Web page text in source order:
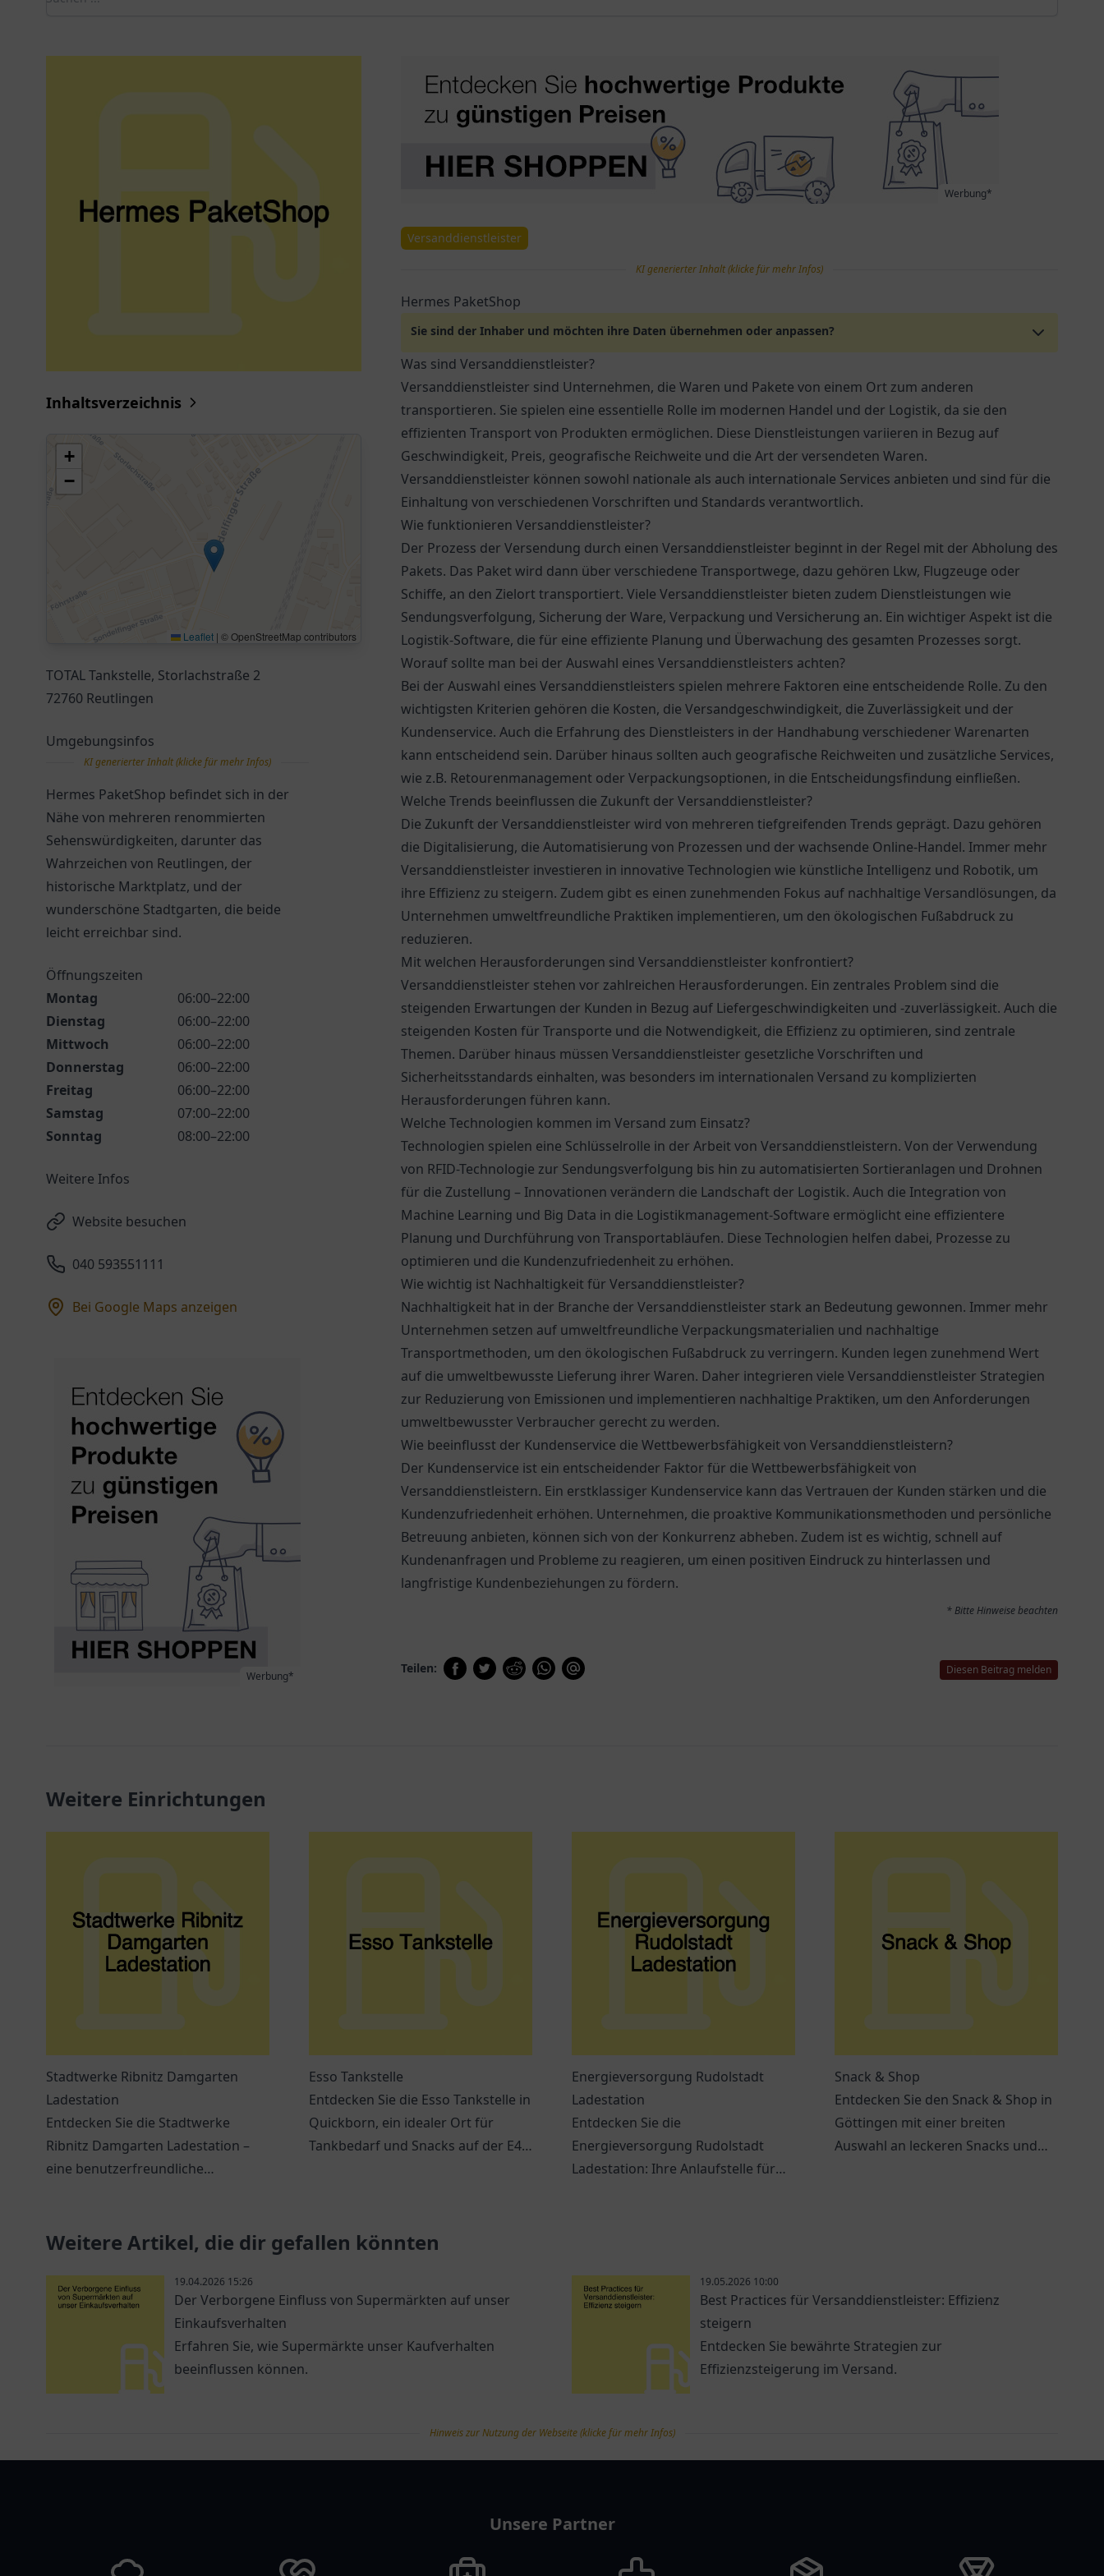
Inhaltsverzeichnis
+
−
Leaflet | © OpenStreetMap contributors
TOTAL Tankstelle, Storlachstraße 2
72760 Reutlingen
Umgebungsinfos
KI generierter Inhalt (klicke für mehr Infos)
Hermes PaketShop befindet sich in der
Nähe von mehreren renommierten
Sehenswürdigkeiten, darunter das
Wahrzeichen von Reutlingen, der
historische Marktplatz, und der
wunderschöne Stadtgarten, die beide
leicht erreichbar sind.
Öffnungszeiten
Montag
06:00–22:00
Dienstag
06:00–22:00
Mittwoch
06:00–22:00
Donnerstag
06:00–22:00
Freitag
06:00–22:00
Samstag
07:00–22:00
Sonntag
08:00–22:00
Weitere Infos
Website besuchen
040 593551111
Bei Google Maps anzeigen
Werbung*
Werbung*
Versanddienstleister
KI generierter Inhalt (klicke für mehr Infos)
Hermes PaketShop
Sie sind der Inhaber und möchten ihre Daten übernehmen oder anpassen?
Was sind Versanddienstleister?
Versanddienstleister sind Unternehmen, die Waren und Pakete von einem Ort zum anderen
transportieren. Sie spielen eine essentielle Rolle im modernen Handel und der Logistik, da sie den
effizienten Transport von Produkten ermöglichen. Diese Dienstleistungen variieren in Bezug auf
Geschwindigkeit, Preis, geografische Reichweite und die Art der versendeten Waren.
Versanddienstleister können sowohl nationale als auch internationale Services anbieten und sind für die
Einhaltung von verschiedenen Vorschriften und Standards verantwortlich.
Wie funktionieren Versanddienstleister?
Der Prozess der Versendung durch einen Versanddienstleister beginnt in der Regel mit der Abholung des
Pakets. Das Paket wird dann über verschiedene Transportwege, dazu gehören Lkw, Flugzeuge oder
Schiffe, an den Zielort transportiert. Viele Versanddienstleister bieten zudem Dienstleistungen wie
Sendungsverfolgung, Sicherung der Ware, Verpackung und Versicherung an. Ein wichtiger Aspekt ist die
Logistik-Software, die für eine effiziente Planung und Überwachung des gesamten Prozesses sorgt.
Worauf sollte man bei der Auswahl eines Versanddienstleisters achten?
Bei der Auswahl eines Versanddienstleisters spielen mehrere Faktoren eine entscheidende Rolle. Zu den
wichtigsten Kriterien gehören die Kosten, die Versandgeschwindigkeit, die Zuverlässigkeit und der
Kundenservice. Auch die Erfahrung des Dienstleisters in der Handhabung verschiedener Warenarten
kann entscheidend sein. Darüber hinaus sollten auch geografische Reichweiten und zusätzliche Services,
wie z.B. Retourenmanagement oder Verpackungsoptionen, in die Entscheidungsfindung einfließen.
Welche Trends beeinflussen die Zukunft der Versanddienstleister?
Die Zukunft der Versanddienstleister wird von mehreren tiefgreifenden Trends geprägt. Dazu gehören
die Digitalisierung, die Automatisierung von Prozessen und der wachsende Online-Handel. Immer mehr
Versanddienstleister investieren in innovative Technologien wie künstliche Intelligenz und Robotik, um
ihre Effizienz zu steigern. Zudem gibt es einen zunehmenden Fokus auf nachhaltige Versandlösungen, da
Unternehmen umweltfreundliche Praktiken implementieren, um den ökologischen Fußabdruck zu
reduzieren.
Mit welchen Herausforderungen sind Versanddienstleister konfrontiert?
Versanddienstleister stehen vor zahlreichen Herausforderungen. Ein zentrales Problem sind die
steigenden Erwartungen der Kunden in Bezug auf Liefergeschwindigkeiten und -zuverlässigkeit. Auch die
steigenden Kosten für Transporte und die Notwendigkeit, die Effizienz zu optimieren, sind zentrale
Themen. Darüber hinaus müssen Versanddienstleister gesetzliche Vorschriften und
Sicherheitsstandards einhalten, was besonders im internationalen Versand zu komplizierten
Herausforderungen führen kann.
Welche Technologien kommen im Versand zum Einsatz?
Technologien spielen eine Schlüsselrolle in der Arbeit von Versanddienstleistern. Von der Verwendung
von RFID-Technologie zur Sendungsverfolgung bis hin zu automatisierten Sortieranlagen und Drohnen
für die Zustellung – Innovationen verändern die Landschaft der Logistik. Auch die Integration von
Machine Learning und Big Data in die Logistikmanagement-Software ermöglicht eine effizientere
Planung und Durchführung von Transportabläufen. Diese Technologien helfen dabei, Prozesse zu
optimieren und die Kundenzufriedenheit zu erhöhen.
Wie wichtig ist Nachhaltigkeit für Versanddienstleister?
Nachhaltigkeit hat in der Branche der Versanddienstleister stark an Bedeutung gewonnen. Immer mehr
Unternehmen setzen auf umweltfreundliche Verpackungsmaterialien und nachhaltige
Transportmethoden, um den ökologischen Fußabdruck zu verringern. Kunden legen zunehmend Wert
auf die umweltbewusste Lieferung ihrer Waren. Daher integrieren viele Versanddienstleister Strategien
zur Reduzierung von Emissionen und implementieren nachhaltige Praktiken, um den Anforderungen
umweltbewusster Verbraucher gerecht zu werden.
Wie beeinflusst der Kundenservice die Wettbewerbsfähigkeit von Versanddienstleistern?
Der Kundenservice ist ein entscheidender Faktor für die Wettbewerbsfähigkeit von
Versanddienstleistern. Ein erstklassiger Kundenservice kann das Vertrauen der Kunden stärken und die
Kundenzufriedenheit erhöhen. Unternehmen, die proaktive Kommunikationsmethoden und persönliche
Betreuung anbieten, können sich von der Konkurrenz abheben. Zudem ist es wichtig, schnell auf
Kundenanfragen und Probleme zu reagieren, um einen positiven Eindruck zu hinterlassen und
langfristige Kundenbeziehungen zu fördern.
* Bitte Hinweise beachten
Teilen: Diesen Beitrag melden
Weitere Einrichtungen
Stadtwerke Ribnitz Damgarten
Ladestation
Entdecken Sie die Stadtwerke
Ribnitz Damgarten Ladestation –
eine benutzerfreundliche
Esso Tankstelle
Entdecken Sie die Esso Tankstelle in
Quickborn, ein idealer Ort für
Tankbedarf und Snacks auf der E45.
Energieversorgung Rudolstadt
Ladestation
Entdecken Sie die
Energieversorgung Rudolstadt
Ladestation: Ihre Anlaufstelle für
Snack & Shop
Entdecken Sie den Snack & Shop in
Göttingen mit einer breiten
Auswahl an leckeren Snacks und
Weitere Artikel, die dir gefallen könnten
19.04.2026 15:26
Der Verborgene Einfluss von Supermärkten auf unser
Einkaufsverhalten
Erfahren Sie, wie Supermärkte unser Kaufverhalten
beeinflussen können.
19.05.2026 10:00
Best Practices für Versanddienstleister: Effizienz
steigern
Entdecken Sie bewährte Strategien zur
Effizienzsteigerung im Versand.
Hinweis zur Nutzung der Webseite (klicke für mehr Infos)
Unsere Partner